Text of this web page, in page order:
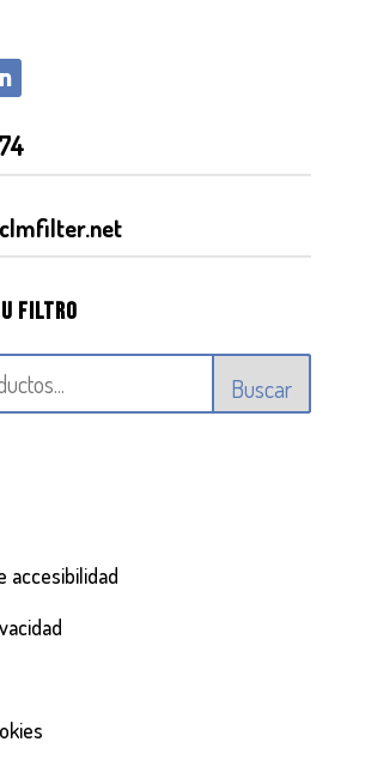
filtro
Buscar
accesibilidad